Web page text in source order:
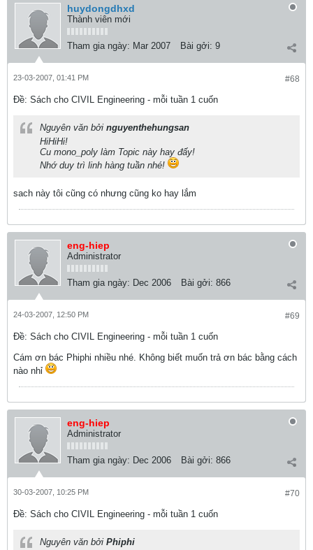
huydongdhxd
Thành viên mới
Tham gia ngày: Mar 2007 Bài gởi: 9
#68
23-03-2007, 01:41 PM
Ðề: Sách cho CIVIL Engineering - mỗi tuần 1 cuốn
Nguyên văn bởi nguyenthehungsan
HiHiHi!
Cu mono_poly làm Topic này hay đấy!
Nhớ duy trì linh hàng tuần nhé!
sach này tôi cũng có nhưng cũng ko hay lắm
eng-hiep
Administrator
Tham gia ngày: Dec 2006 Bài gởi: 866
#69
24-03-2007, 12:50 PM
Ðề: Sách cho CIVIL Engineering - mỗi tuần 1 cuốn
Cám ơn bác Phiphi nhiều nhé. Không biết muốn trả ơn bác bằng cách
nào nhỉ
eng-hiep
Administrator
Tham gia ngày: Dec 2006 Bài gởi: 866
#70
30-03-2007, 10:25 PM
Ðề: Sách cho CIVIL Engineering - mỗi tuần 1 cuốn
Nguyên văn bởi Phiphi